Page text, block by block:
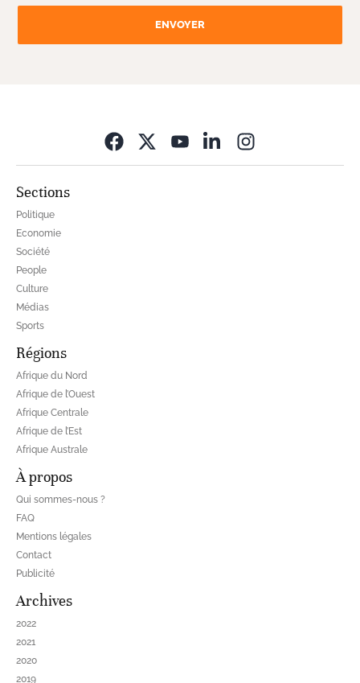
ENVOYER
Sections
Politique
Economie
Société
People
Culture
Médias
Sports
Régions
Afrique du Nord
Afrique de l’Ouest
Afrique Centrale
Afrique de l’Est
Afrique Australe
À propos
Qui sommes-nous ?
FAQ
Mentions légales
Contact
Publicité
Archives
2022
2021
2020
2019